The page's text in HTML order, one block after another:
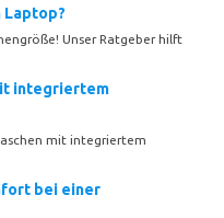
Laptop?
Unser Ratgeber hilft
integriertem
mit integriertem
bei einer